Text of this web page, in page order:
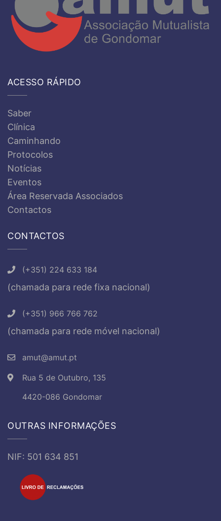
ACESSO RÁPIDO
Saber
Clínica
Caminhando
Protocolos
Notícias
Eventos
Área Reservada Associados
Contactos
CONTACTOS
(+351) 224 633 184
(chamada para rede fixa nacional)
(+351) 966 766 762
(chamada para rede móvel nacional)
amut@amut.pt
Rua 5 de Outubro, 135
4420-086 Gondomar
OUTRAS INFORMAÇÕES
NIF: 501 634 851